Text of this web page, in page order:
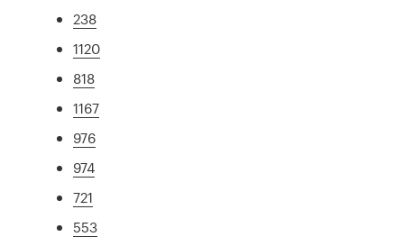
238
1120
818
1167
976
974
721
553